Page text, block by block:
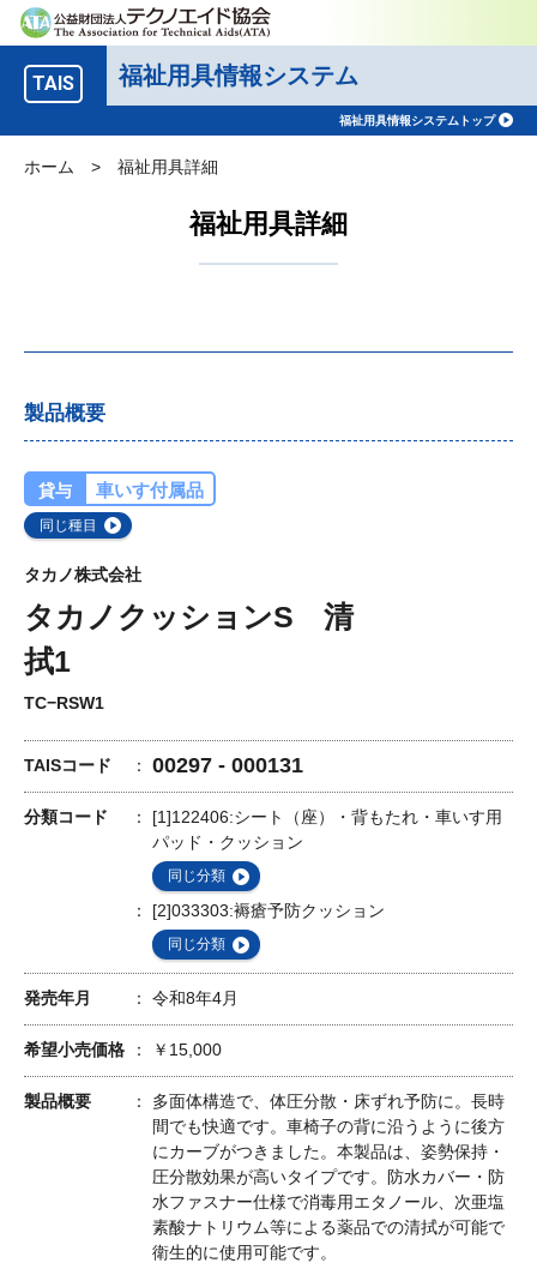
TAIS 福祉用具情報システム
福祉用具情報システムトップ
ホーム > 福祉用具詳細
福祉用具詳細
製品概要
貸与 車いす付属品
同じ種目
タカノ株式会社
タカノクッションS 清
拭1
TC−RSW1
TAISコード 00297 - 000131
分類コード
[1]122406:シート（座）・背もたれ・車いす用
パッド・クッション
同じ分類
[2]033303:褥瘡予防クッション
同じ分類
発売年月 令和8年4月
希望小売価格 ￥15,000
製品概要
多面体構造で、体圧分散・床ずれ予防に。長時
間でも快適です。車椅子の背に沿うように後方
にカーブがつきました。本製品は、姿勢保持・
圧分散効果が高いタイプです。防水カバー・防
水ファスナー仕様で消毒用エタノール、次亜塩
素酸ナトリウム等による薬品での清拭が可能で
衛生的に使用可能です。